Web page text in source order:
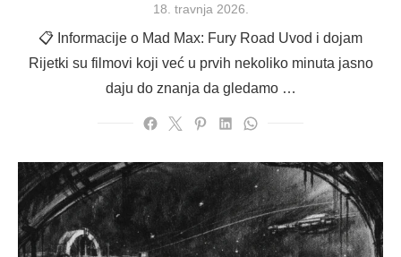
Posted
18. travnja 2026.
📋 Informacije o Mad Max: Fury Road Uvod i dojam
Rijetki su filmovi koji već u prvih nekoliko minuta jasno
daju do znanja da gledamo …